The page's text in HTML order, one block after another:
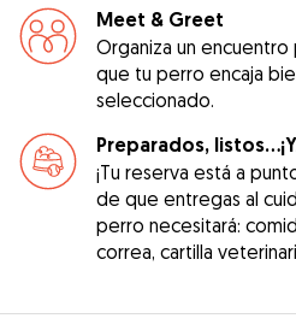
Meet & Greet
Organiza un
que tu perro encaja
seleccionado.
Preparados,
¡Tu reserva está a
de que entregas al
perro necesitará:
correa, cartilla